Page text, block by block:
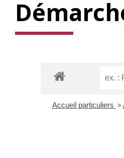
Accueil particuliers >